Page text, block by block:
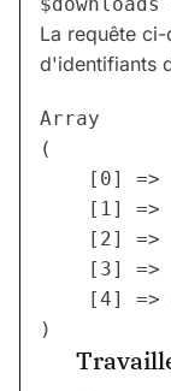
La requête
d'identifiants
Array
(
[0] =>
[1] =>
[2] =>
[3] =>
[4] =>